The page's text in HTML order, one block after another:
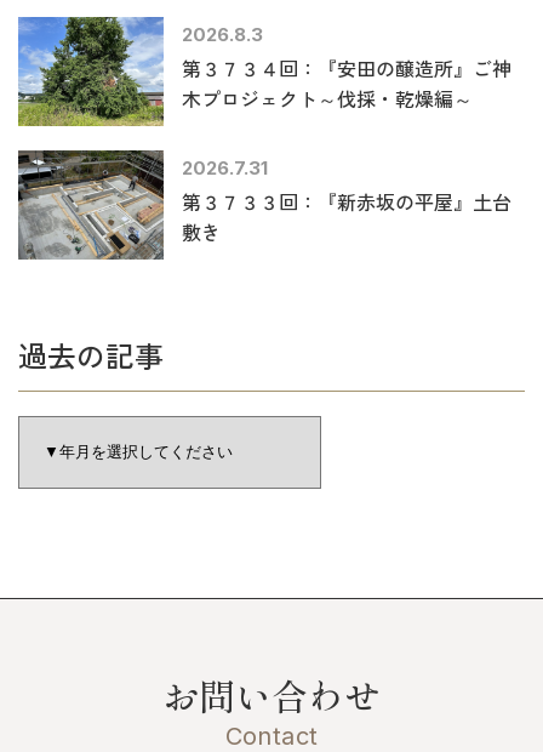
2026.8.3
第３７３４回：『安田の醸造所』ご神
木プロジェクト～伐採・乾燥編～
2026.7.31
第３７３３回：『新赤坂の平屋』土台
敷き
過去の記事
お問い合わせ
Contact